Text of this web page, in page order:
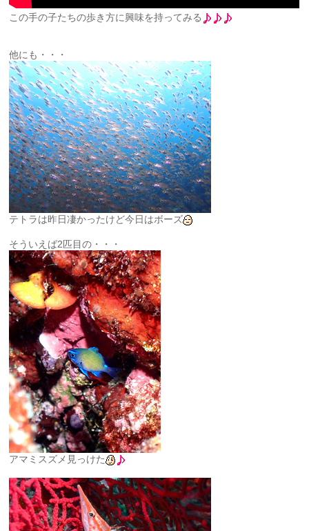
この手の子たちの歩き方に興味を持ってみる
他にも・・・
テトラは昨日凄かったけど今日はボーズ
そういえば2匹目の・・・
アマミスズメ見っけた